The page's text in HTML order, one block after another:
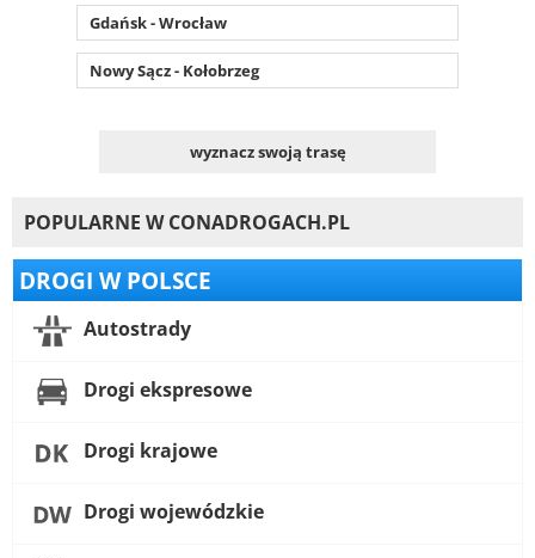
Gdańsk - Wrocław
Nowy Sącz - Kołobrzeg
wyznacz swoją trasę
POPULARNE W CONADROGACH.PL
DROGI W POLSCE
Autostrady
Drogi ekspresowe
Drogi krajowe
Drogi wojewódzkie